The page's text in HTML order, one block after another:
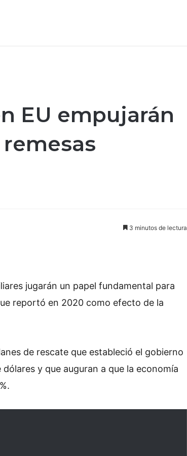
EU empujarán
3 minutos de lectura
jugarán un papel fundamental para
reportó en 2020 como efecto de la
de rescate que estableció el gobierno
y que auguran a que la economía